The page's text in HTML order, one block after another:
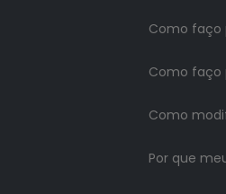
Como faço
Como faço
Como
Por que